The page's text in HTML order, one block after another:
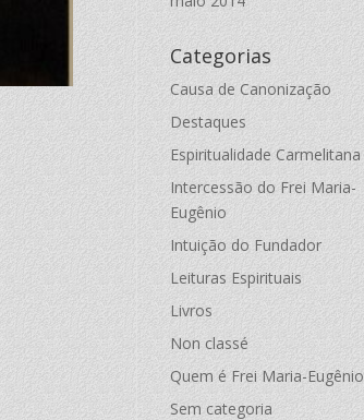
Categorias
Causa de Canonização
Destaques
Espiritualidade Carmelitana
Intercessão do Frei Maria-
Eugênio
Intuição do Fundador
Leituras Espirituais
Livros
Non classé
Quem é Frei Maria-Eugênio
Sem categoria